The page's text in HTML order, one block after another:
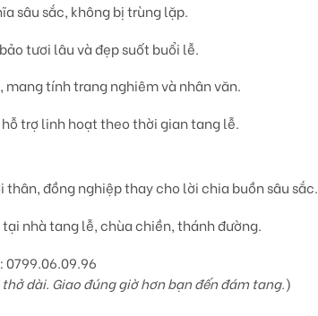
sâu sắc, không bị trùng lặp.
tươi lâu và đẹp suốt buổi lễ.
, mang tính trang nghiêm và nhân văn.
hỗ trợ linh hoạt theo thời gian tang lễ.
thân, đồng nghiệpthay cho lời chia buồn sâu sắc.
nhà tang lễ, chùa chiền, thánh đường.
0799.06.09.96
dài. Giao đúng giờ hơn bạn đến đám tang.)